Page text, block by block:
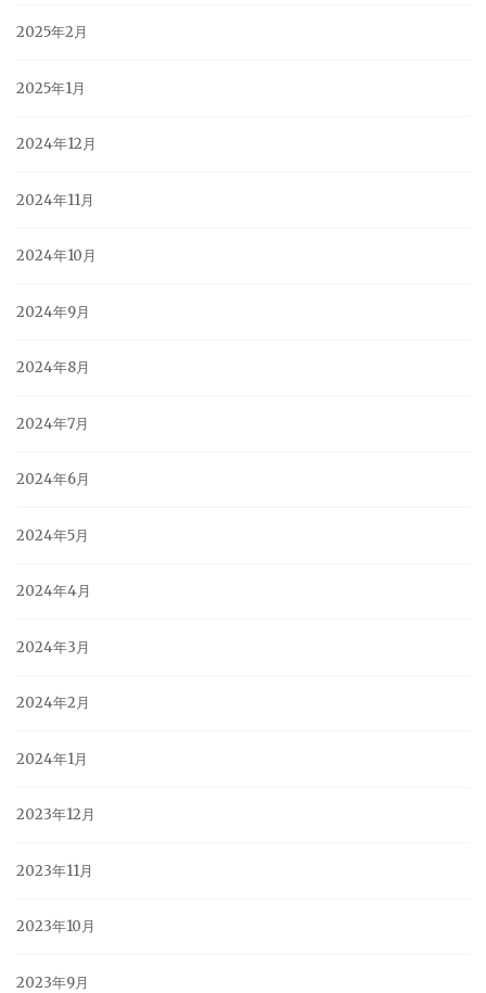
2025年2月
2025年1月
2024年12月
2024年11月
2024年10月
2024年9月
2024年8月
2024年7月
2024年6月
2024年5月
2024年4月
2024年3月
2024年2月
2024年1月
2023年12月
2023年11月
2023年10月
2023年9月